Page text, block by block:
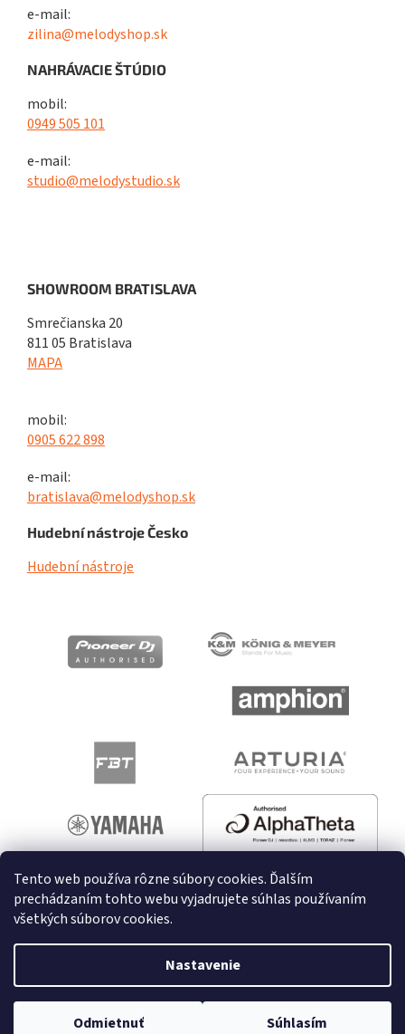
Tento web používa rôzne súbory cookies. Ďalším
prechádzaním tohto webu vyjadrujete súhlas používaním
všetkých súborov cookies.
Nastavenie
Odmietnuť Súhlasím
e-mail:
zilina@melodyshop.sk
NAHRÁVACIE ŠTÚDIO
mobil:
0949 505 101
e-mail:
studio@melodystudio.sk
SHOWROOM BRATISLAVA
Smrečianska 20
811 05 Bratislava
MAPA
mobil:
0905 622 898
e-mail:
bratislava@melodyshop.sk
Hudební nástroje Česko
Hudební nástroje
Vytvoril Shoptet
Copyright 2026melodyshop.sk. Všetky práva vyhradené.
Upraviť nastavenie cookies